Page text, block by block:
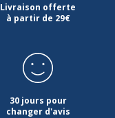
Livraison offerte
à partir de 29€
30 jours pour
changer d'avis